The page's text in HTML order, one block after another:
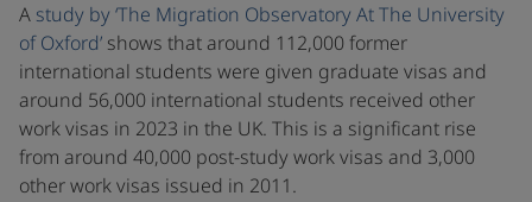
A study by ‘The Migration Observatory At The University
of Oxford’ shows that around 112,000 former
international students were given graduate visas and
around 56,000 international students received other
work visas in 2023 in the UK. This is a significant rise
from around 40,000 post-study work visas and 3,000
other work visas issued in 2011.